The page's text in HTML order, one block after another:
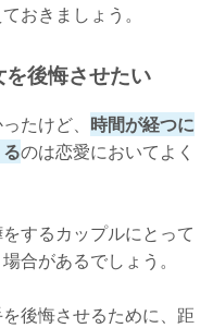
おきましょう。
後悔させたい
たけど、 時間が経つに
のは恋愛においてよく
するカップルにとって
合があるでしょう。
後悔させるために、距